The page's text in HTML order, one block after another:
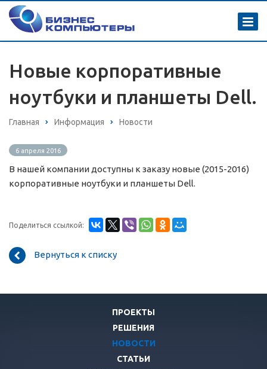
Новые корпоративные
ноутбуки и планшеты Dell.
Главная Информация Новости
6 апреля 2016
В нашей компании доступны к заказу новые (2015-2016)
корпоративные ноутбуки и планшеты Dell.
Поделиться ссылкой:
Вернуться к списку
ПРОЕКТЫ
РЕШЕНИЯ
НОВОСТИ
СТАТЬИ